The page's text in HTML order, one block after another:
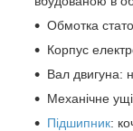
Обмотка
Корпус
Вал двигуна:
Механічне
Підшипник: